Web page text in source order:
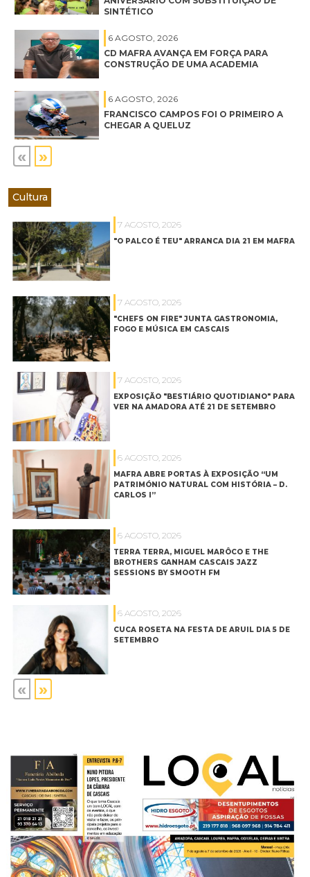
SINTÉTICO
6 AGOSTO, 2026
CD MAFRA AVANÇA EM FORÇA PARA
CONSTRUÇÃO DE UMA ACADEMIA
6 AGOSTO, 2026
FRANCISCO CAMPOS FOI O PRIMEIRO A
CHEGAR A QUELUZ
« »
Cultura
7 AGOSTO, 2026
"O PALCO É TEU" ARRANCA DIA 21 EM MAFRA
7 AGOSTO, 2026
"CHEFS ON FIRE" JUNTA GASTRONOMIA,
FOGO E MÚSICA EM CASCAIS
7 AGOSTO, 2026
EXPOSIÇÃO "BESTIÁRIO QUOTIDIANO" PARA
VER NA AMADORA ATÉ 21 DE SETEMBRO
6 AGOSTO, 2026
MAFRA ABRE PORTAS À EXPOSIÇÃO “UM
PATRIMÓNIO NATURAL COM HISTÓRIA – D.
CARLOS I”
6 AGOSTO, 2026
TERRA TERRA, MIGUEL MARÔCO E THE
BROTHERS GANHAM CASCAIS JAZZ
SESSIONS BY SMOOTH FM
6 AGOSTO, 2026
CUCA ROSETA NA FESTA DE ARUIL DIA 5 DE
SETEMBRO
« »